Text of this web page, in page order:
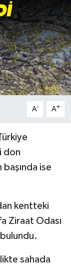
A- A+
don
ise
kentteki
Ziraat Odası
sahada